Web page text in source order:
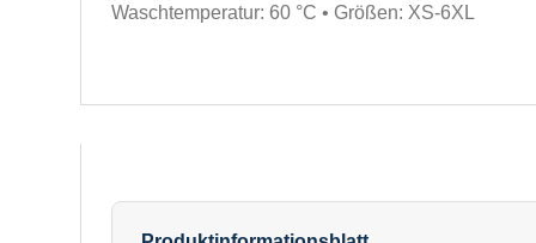
Waschtemperatur: 60 °C • Größen: XS-6XL